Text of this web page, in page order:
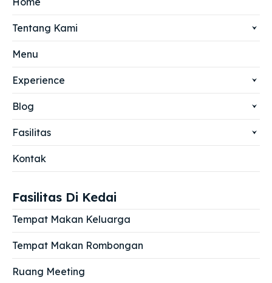
Tentang Kami
Menu
Experience
Blog
Fasilitas
Kontak
Fasilitas Di Kedai
Tempat Makan Keluarga
Tempat Makan Rombongan
Ruang Meeting